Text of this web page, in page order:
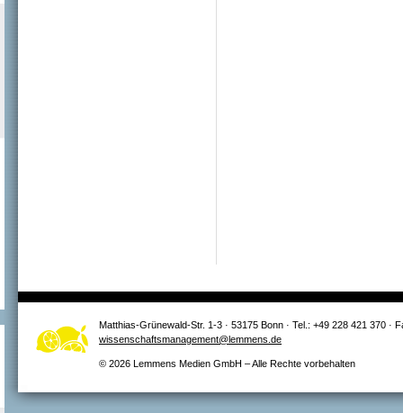
Matthias-Grünewald-Str. 1-3 · 53175 Bonn · Tel.: +49 228 421 370 ·
wissenschaftsmanagement@lemmens.de
© 2026 Lemmens Medien GmbH – Alle Rechte vorbehalten